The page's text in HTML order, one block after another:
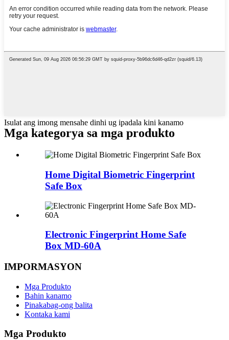
Isulat ang imong mensahe dinhi ug ipadala kini kanamo
Mga kategorya sa mga produkto
Home Digital Biometric Fingerprint
Safe Box
Electronic Fingerprint Home Safe
Box MD-60A
IMPORMASYON
Mga Produkto
Bahin kanamo
Pinakabag-ong balita
Kontaka kami
Mga Produkto